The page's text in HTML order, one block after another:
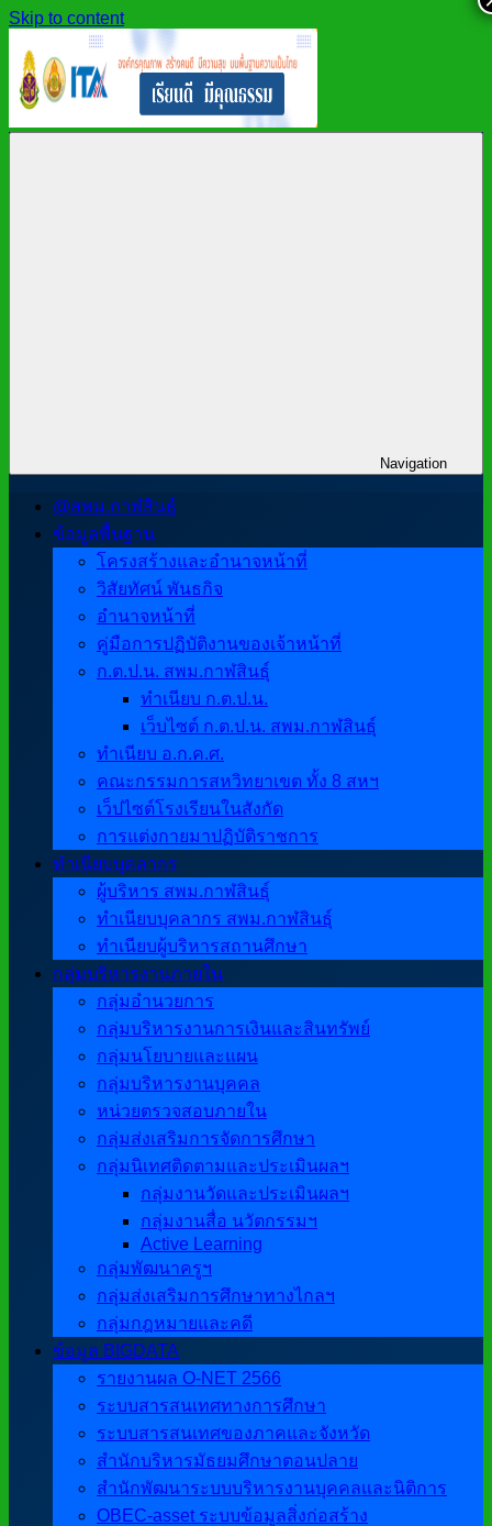
Skip to content
Navigation
@สพม.กาฬสินธุ์
ข้อมูลพื้นฐาน
โครงสร้างและอำนาจหน้าที่
วิสัยทัศน์ พันธกิจ
อำนาจหน้าที่
คู่มือการปฏิบัติงานของเจ้าหน้าที่
ก.ต.ป.น. สพม.กาฬสินธุ์
ทำเนียบ ก.ต.ป.น.
เว็บไซต์ ก.ต.ป.น. สพม.กาฬสินธุ์
ทำเนียบ อ.ก.ค.ศ.
คณะกรรมการสหวิทยาเขต ทั้ง 8 สหฯ
เว็ปไซต์โรงเรียนในสังกัด
การแต่งกายมาปฏิบัติราชการ
ทำเนียบบุคลากร
ผู้บริหาร สพม.กาฬสินธุ์
ทำเนียบบุคลากร สพม.กาฬสินธุ์
ทำเนียบผู้บริหารสถานศึกษา
กลุ่มบริหารงานภายใน
กลุ่มอำนวยการ
กลุ่มบริหารงานการเงินและสินทรัพย์
กลุ่มนโยบายและแผน
กลุ่มบริหารงานบุคคล
หน่วยตรวจสอบภายใน
กลุ่มส่งเสริมการจัดการศึกษา
กลุ่มนิเทศติดตามและประเมินผลฯ
กลุ่มงานวัดและประเมินผลฯ
กลุ่มงานสื่อ นวัตกรรมฯ
Active Learning
กลุ่มพัฒนาครูฯ
กลุ่มส่งเสริมการศึกษาทางไกลฯ
กลุ่มกฎหมายและคดี
ข้อมูล BIGDATA
รายงานผล O-NET 2566
ระบบสารสนเทศทางการศึกษา
ระบบสารสนเทศของภาคและจังหวัด
สำนักบริหารมัธยมศึกษาตอนปลาย
สำนักพัฒนาระบบบริหารงานบุคคลและนิติการ
OBEC-asset ระบบข้อมูลสิ่งก่อสร้าง